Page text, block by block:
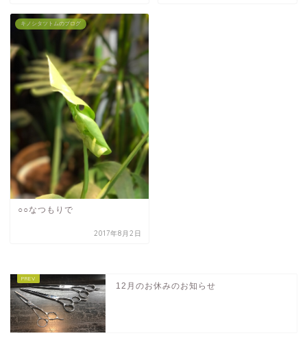
キノシタツトムのブログ
○○なつもりで
2017年8月2日
12月のお休みのお知らせ